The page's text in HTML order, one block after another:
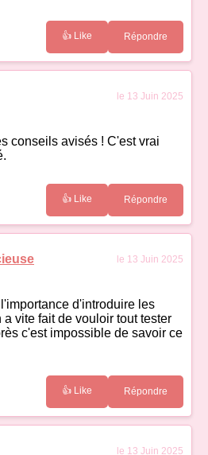
👍 Like Répondre
le 13 Juin 2025
conseils avisés ! C'est vrai
👍 Like Répondre
le 13 Juin 2025
d'introduire les
a vite fait de vouloir tout tester
c'est impossible de savoir ce
👍 Like Répondre
le 13 Juin 2025